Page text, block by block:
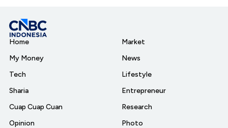
Home
My Money
Tech
Sharia
Cuap Cuap Cuan
Opinion
Market
News
Lifestyle
Entrepreneur
Research
Photo